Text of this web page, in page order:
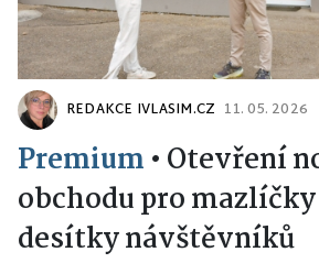
REDAKCE IVLASIM.CZ 11. 05. 2026
Premium • Otevření
obchodu pro
desítky návštěvníků